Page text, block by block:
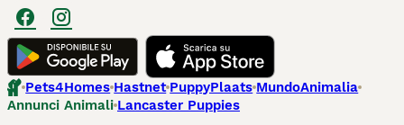
Pets4Homes Hastnet PuppyPlaats MundoAnimalia
Annunci Animali Lancaster Puppies